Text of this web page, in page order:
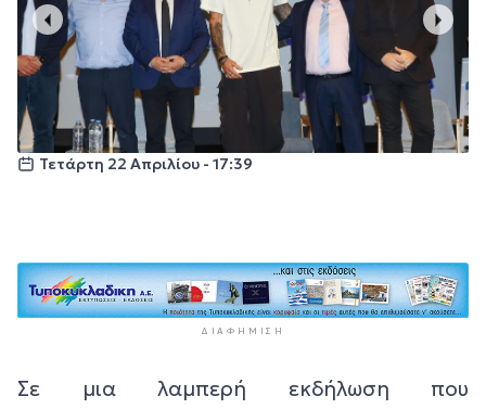
Τετάρτη 22 Απριλίου - 17:39
ΔΙΑΦΉΜΙΣΗ
Σε μια λαμπερή εκδήλωση που